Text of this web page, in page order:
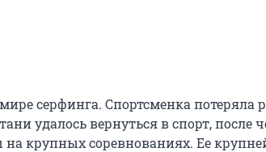
серфинга. Спортсменка потеряла
удалось вернуться в спорт, после
на крупных соревнованиях. Ее